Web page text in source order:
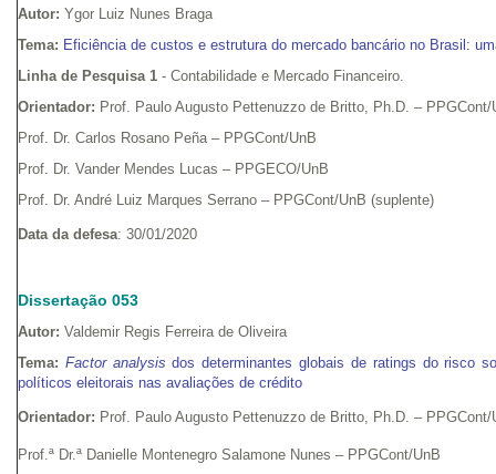
Autor: Ygor Luiz Nunes Braga
Tema: Eficiência de custos e estrutura do mercado bancário no Brasil:
Linha de Pesquisa 1 - Contabilidade e Mercado Financeiro.
Orientador: Prof. Paulo Augusto Pettenuzzo de Britto, Ph.D. – PPGCont/
Prof. Dr. Carlos Rosano Peña – PPGCont/UnB
Prof. Dr. Vander Mendes Lucas – PPGECO/UnB
Prof. Dr. André Luiz Marques Serrano – PPGCont/UnB (suplente)
Data da defesa: 30/01/2020
Dissertação 053
Autor: Valdemir Regis Ferreira de Oliveira
Tema: Factor analysis dos determinantes globais de ratings do risco
políticos eleitorais nas avaliações de crédito
Orientador: Prof. Paulo Augusto Pettenuzzo de Britto, Ph.D. – PPGCont/
Prof.ª Dr.ª Danielle Montenegro Salamone Nunes – PPGCont/UnB